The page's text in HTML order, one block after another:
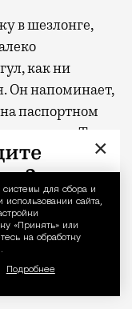
для сбора и
сайта,
«Принять» или
на обработку
Подробнее
в шезлонге,
как ни
Он напоминает,
паспортном
розетки. Ты
уголок в
раме,
из сухоцветов.
но виньетка
×